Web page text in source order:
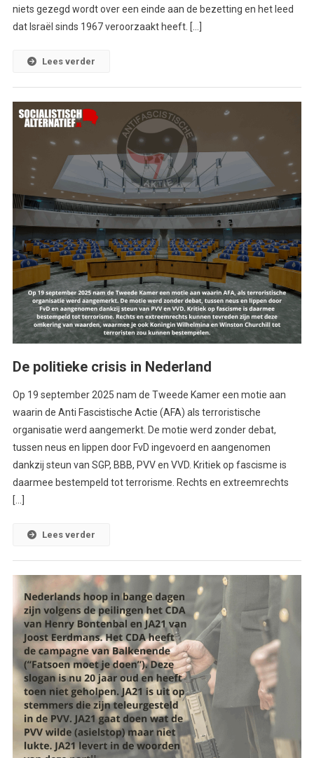
niets gezegd wordt over een einde aan de bezetting en het leed
dat Israël sinds 1967 veroorzaakt heeft. […]
Lees verder
De politieke crisis in Nederland
Op 19 september 2025 nam de Tweede Kamer een motie aan
waarin de Anti Fascistische Actie (AFA) als terroristische
organisatie werd aangemerkt. De motie werd zonder debat,
tussen neus en lippen door FvD ingevoerd en aangenomen
dankzij steun van SGP, BBB, PVV en VVD. Kritiek op fascisme is
daarmee bestempeld tot terrorisme. Rechts en extreemrechts
[…]
Lees verder